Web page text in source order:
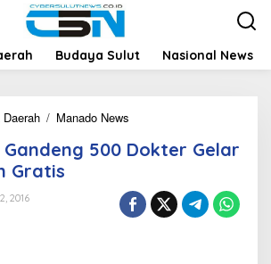
Budaya Sulut Nasional News
/ Manado News
M
s
r
Gandeng 500 Dokter Gelar
Gratis
2016